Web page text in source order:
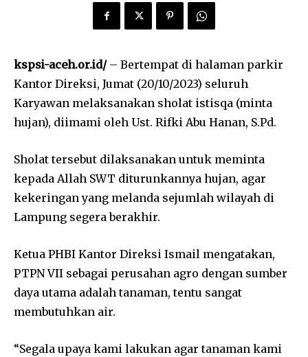
kspsi-aceh.or.id/– Bertempat di halaman parkir
Kantor Direksi, Jumat (20/10/2023) seluruh
Karyawan melaksanakan sholat istisqa (minta
hujan), diimami oleh Ust. Rifki Abu Hanan, S.Pd.
Sholat tersebut dilaksanakan untuk meminta
kepada Allah SWT diturunkannya hujan, agar
kekeringan yang melanda sejumlah wilayah di
Lampung segera berakhir.
Ketua PHBI Kantor Direksi Ismail mengatakan,
PTPN VII sebagai perusahan agro dengan sumber
daya utama adalah tanaman, tentu sangat
membutuhkan air.
“Segala upaya kami lakukan agar tanaman kami